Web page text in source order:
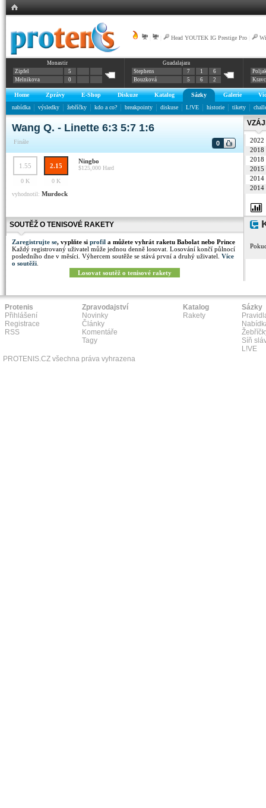
Head YOUTEK IG Prestige Pro
Monastir
Zipfel
5
Melnikova
0
Guadalajara
Stephens
7 1
6
Bouzková
5 6 2
Home Zprávy E-Shop Diskuze Katalog Sázky Galerie
nabídka
výsledky žebříčky kdo a co? breakpointy diskuse L!VE historie tikety
Wang Q. - Linette 6:3 5:7 1:6
Finále 0
1.55 2.15
Ningbo
$125,000 Hard
0 K
0 K
vyhodnotil: Murdock
SOUTĚŽ O TENISOVÉ RAKETY
Zaregistrujte se, vyplňte si profil a můžete vyhrát raketu Babolat nebo Prince
Každý registrovaný uživatel může jednou denně losovat. Losování končí půlnocí
posledního dne v měsíci. Výhercem soutěže se stává první a druhý uživatel. Více
o soutěži
Losovat soutěž o tenisové rakety
2022
2018
2018
2015
2014
2014
Protenis
Přihlášení
Registrace
RSS
Zpravodajství
Novinky
Články
Komentáře
Tagy
Katalog
Rakety
Sázky
Síň
L!VE
PROTENIS.CZ všechna práva vyhrazena